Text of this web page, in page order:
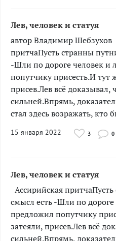
Лев, человек и статуя
автор Владимир Шебзухов
притчаПусть странны
-Шли по дороге человек и
попутчику присесть.И тут
присев.Лев всё доказывал,
сильней.Впрямь,
стал здесь возражать, кто
15 января 2022 3 0
Лев, человек и статуя
­­­­­­­­­Ассирийская
смысл есть -Шли по дороге
предложил попутчику
затеяли, присев.Лев всё
сильней.Впрямь,